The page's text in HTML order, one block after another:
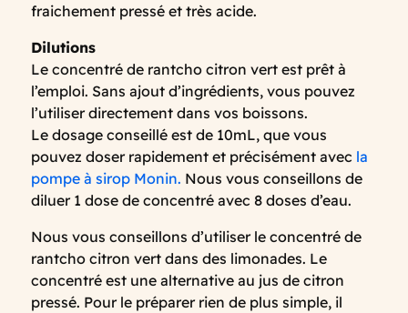
fraichement pressé et très acide.
Dilutions
Le concentré de rantcho citron vert est prêt à
l’emploi. Sans ajout d’ingrédients, vous pouvez
l’utiliser directement dans vos boissons.
Le dosage conseillé est de 10mL, que vous
pouvez doser rapidement et précisément avec la
pompe à sirop Monin. Nous vous conseillons de
diluer 1 dose de concentré avec 8 doses d’eau.
Nous vous conseillons d’utiliser le concentré de
rantcho citron vert dans des limonades. Le
concentré est une alternative au jus de citron
pressé. Pour le préparer rien de plus simple, il